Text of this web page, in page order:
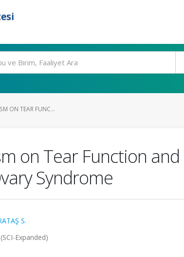
ON TEAR FUNC...
on Tear Function
Syndrome
S.
Expanded)